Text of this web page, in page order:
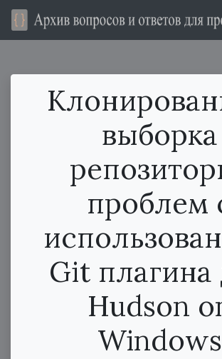
выборка
проблем
Git плагина
Hudson
Windows